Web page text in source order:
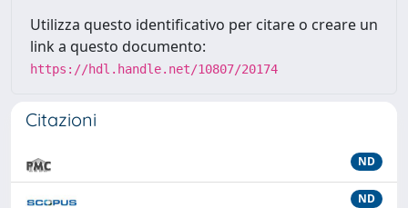
Utilizza questo identificativo per citare o creare un
link a questo documento:
https://hdl.handle.net/10807/20174
Citazioni
ND
ND